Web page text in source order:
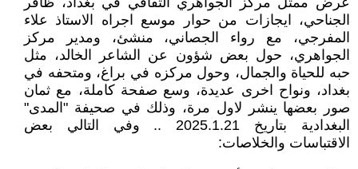
الجناحي، ايجازات من حوار موسع اجراه الاستاذ علاء
المفرجي، مع رواء الجصاني، منشئ، ومدير مركز
الجواهري، حول بعض شؤون عن الشاعر الخالد، مثل
حبه للحياة والجمال، وحول مركزه في براغ، ومتحفه في
بغداد، ونواح اخرى عديدة، وسع صفحة كاملة، مع ثمان
صور بعضها ينشر لاول مرة، وذلك في صحيفة "المدى"
البغدادية بتاريخ 2025.1.21 .. وفي التالي بعض
الاقتباسات والخلاصات: